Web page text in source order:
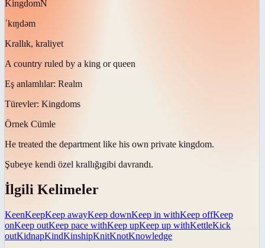
KingdomN
ˈkɪŋdəm
Krallık, kraliyet
A country ruled by a king or queen
Eş anlamlılar: Realm
Türevler: Kingdoms
Örnek Cümle
He treated the department like his own private kingdom.
Şubeye kendi özel krallığıgibi davrandı.
İlgili Kelimeler
KeenKeepKeep awayKeep downKeep in withKeep offKeep
onKeep outKeep pace withKeep upKeep up withKettleKick
outKidnapKindKinshipKnitKnotKnowledge